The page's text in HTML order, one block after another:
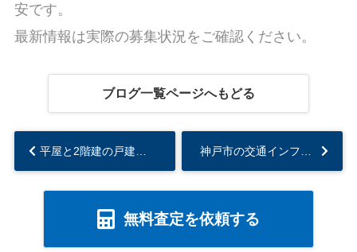
安です。
最新情報は実際の募集状況をご確認ください。
ブログ一覧ページへもどる
無料査定を依頼する